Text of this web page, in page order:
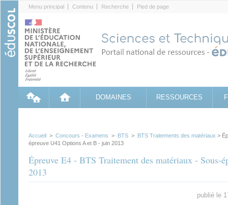
Menu principal Contenu Recherche Pied de page
DOMAINES RESSOURCES
Accueil > Concours - Examens > BTS > BTS Traitements des matériaux >
épreuve U41 Options A et B - juin 2013
Épreuve E4 - BTS Traitement des matériaux -
2013
publié le